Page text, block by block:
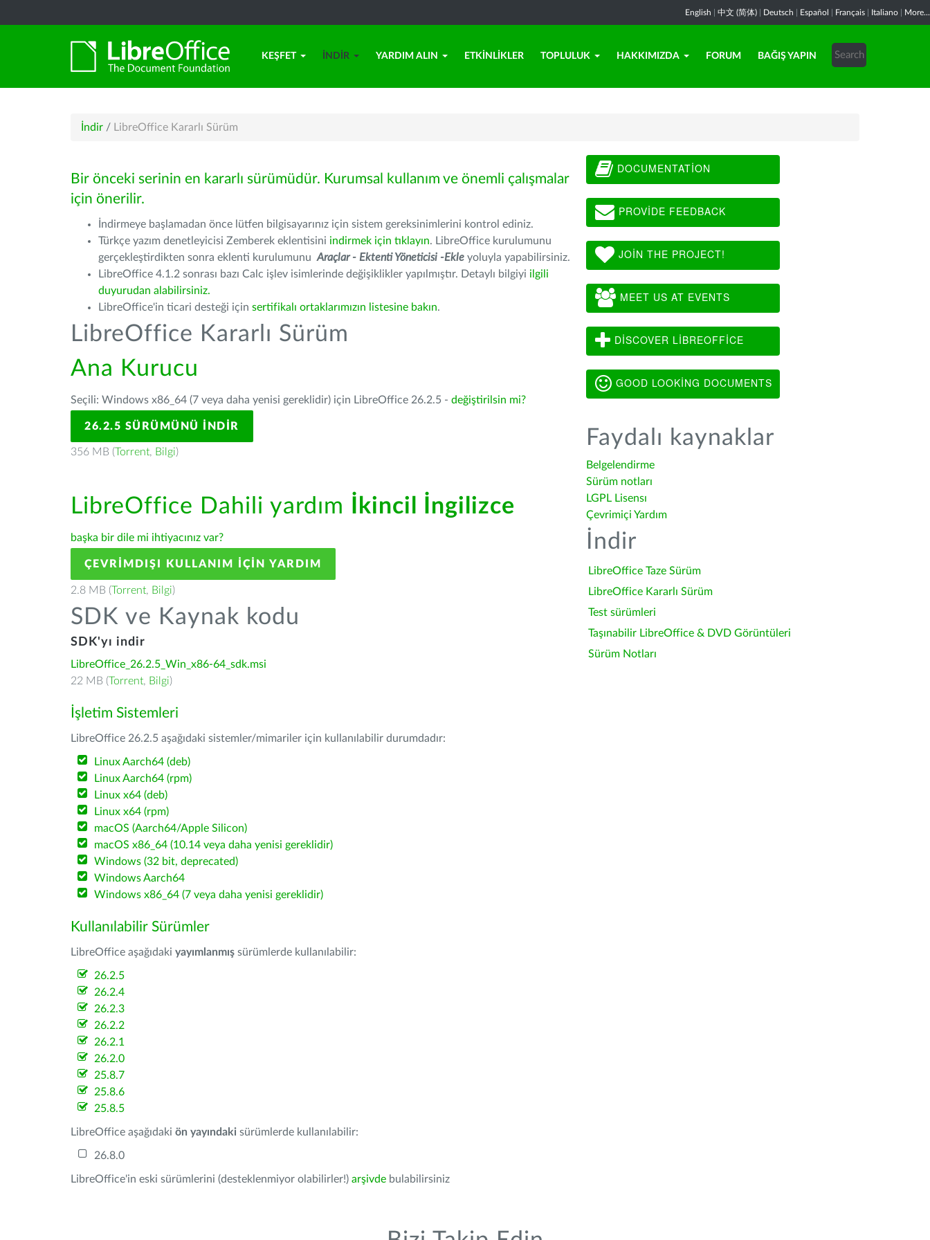
English 中文 (简体) Deutsch Español Français Italiano More...
KEŞFET İNDIR YARDIM ALIN ETKINLIKLER TOPLULUK HAKKIMIZDA FORUM BAĞIŞ YAPIN
İndir / LibreOffice Kararlı Sürüm
Bir önceki serinin en kararlı sürümüdür. Kurumsal kullanım ve önemli çalışmalar
için önerilir.
İndirmeye başlamadan önce lütfen bilgisayarınız için sistem gereksinimlerini kontrol ediniz.
Türkçe yazım denetleyicisi Zemberek eklentisini indirmek için tıklayın. LibreOffice kurulumunu
gerçekleştirdikten sonra eklenti kurulumunu Araçlar - Ektenti Yöneticisi -Ekle yoluyla yapabilirsiniz.
LibreOffice 4.1.2 sonrası bazı Calc işlev isimlerinde değişiklikler yapılmıştır. Detaylı bilgiyi ilgili
duyurudan alabilirsiniz.
LibreOffice'in ticari desteği için sertifikalı ortaklarımızın listesine bakın.
LibreOffice Kararlı Sürüm
Ana Kurucu
Seçili: Windows x86_64 (7 veya daha yenisi gereklidir) için LibreOffice 26.2.5 - değiştirilsin mi?
26.2.5 SÜRÜMÜNÜ İNDIR
356 MB (Torrent, Bilgi)
LibreOffice Dahili yardım İkincil İngilizce
başka bir dile mi ihtiyacınız var?
ÇEVRIMDIŞI KULLANIM IÇIN YARDIM
2.8 MB (Torrent, Bilgi)
SDK ve Kaynak kodu
SDK'yı indir
LibreOffice_26.2.5_Win_x86-64_sdk.msi
22 MB (Torrent, Bilgi)
İşletim Sistemleri
LibreOffice 26.2.5 aşağıdaki sistemler/mimariler için kullanılabilir durumdadır:
Linux Aarch64 (deb)
Linux Aarch64 (rpm)
Linux x64 (deb)
Linux x64 (rpm)
macOS (Aarch64/Apple Silicon)
macOS x86_64 (10.14 veya daha yenisi gereklidir)
Windows (32 bit, deprecated)
Windows Aarch64
Windows x86_64 (7 veya daha yenisi gereklidir)
Kullanılabilir Sürümler
LibreOffice aşağıdaki yayımlanmış sürümlerde kullanılabilir:
26.2.5
26.2.4
26.2.3
26.2.2
26.2.1
26.2.0
25.8.7
25.8.6
25.8.5
LibreOffice aşağıdaki ön yayındaki sürümlerde kullanılabilir:
26.8.0
LibreOffice'in eski sürümlerini (desteklenmiyor olabilirler!) arşivde bulabilirsiniz
DOCUMENTATION
PROVIDE FEEDBACK
JOIN THE PROJECT!
MEET US AT EVENTS
DISCOVER LIBREOFFICE
GOOD LOOKING DOCUMENTS
Faydalı kaynaklar
Belgelendirme
Sürüm notları
LGPL Lisensı
Çevrimiçi Yardım
İndir
LibreOffice Taze Sürüm
LibreOffice Kararlı Sürüm
Test sürümleri
Taşınabilir LibreOffice & DVD Görüntüleri
Sürüm Notları